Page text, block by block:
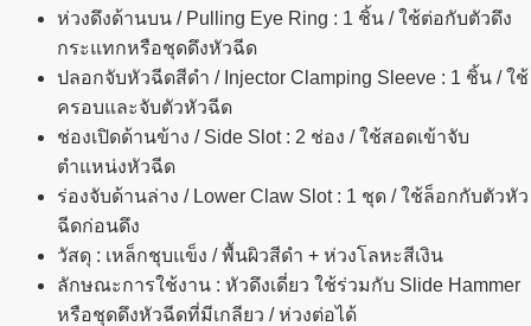
ห่วงดึงด้านบน / Pulling Eye Ring : 1 ชิ้น / ใช้ต่อกับตัวดึง
กระแทกหรือชุดดึงหัวฉีด
ปลอกจับหัวฉีดสีดำ / Injector Clamping Sleeve : 1 ชิ้น / ใช้
ครอบและจับตัวหัวฉีด
ช่องเปิดด้านข้าง / Side Slot: 2 ช่อง / ใช้สอดเข้าจับ
ตำแหน่งหัวฉีด
ร่องจับด้านล่าง / Lower Claw Slot: 1 ชุด / ใช้ล็อกกับตัวหัว
ฉีดก่อนดึง
วัสดุ : เหล็กชุบแข็ง / พื้นผิวสีดำ + ห่วงโลหะสีเงิน
ลักษณะการใช้งาน : หัวดึงเดี่ยว ใช้ร่วมกับ Slide Hammer
หรือชุดดึงหัวฉีดที่มีเกลียว / ห่วงต่อได้